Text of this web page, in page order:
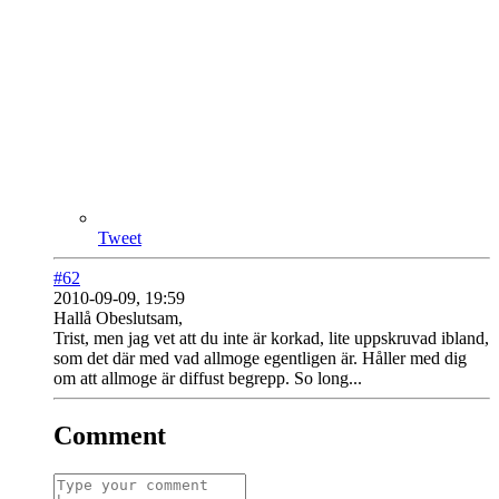
Tweet
#62
2010-09-09, 19:59
Hallå Obeslutsam,
Trist, men jag vet att du inte är korkad, lite uppskruvad ibland,
som det där med vad allmoge egentligen är. Håller med dig
om att allmoge är diffust begrepp. So long...
Comment